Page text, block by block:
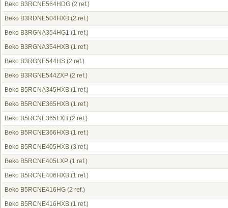
Beko B3RCNE564HDG (2 ref.)
Beko B3RDNE504HXB (2 ref.)
Beko B3RGNA354HG1 (1 ref.)
Beko B3RGNA354HXB (1 ref.)
Beko B3RGNE544HS (2 ref.)
Beko B3RGNE544ZXP (2 ref.)
Beko B5RCNA345HXB (1 ref.)
Beko B5RCNE365HXB (1 ref.)
Beko B5RCNE365LXB (2 ref.)
Beko B5RCNE366HXB (1 ref.)
Beko B5RCNE405HXB (3 ref.)
Beko B5RCNE405LXP (1 ref.)
Beko B5RCNE406HXB (1 ref.)
Beko B5RCNE416HG (2 ref.)
Beko B5RCNE416HXB (1 ref.)